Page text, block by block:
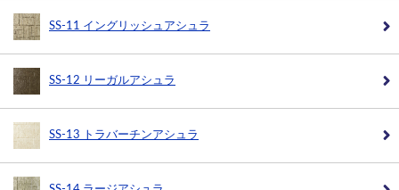
SS-11 イングリッシュアシュラ
SS-12 リーガルアシュラ
SS-13 トラバーチンアシュラ